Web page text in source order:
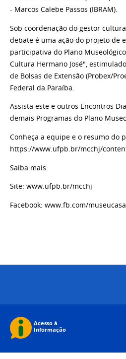
- Marcos Calebe Passos (IBRAM).
Sob coordenação do gestor
debate é uma ação do projeto de
participativa do Plano
Cultura Hermano José",
de Bolsas de Extensão (Probex/
Federal da Paraíba.
Assista este e outros Encontros
demais Programas do Plano
Conheça a equipe e o resumo do
https://www.ufpb.br/mcchj/
Saiba mais:
Site: www.ufpb.br/mcchj
Facebook: www.fb.com/